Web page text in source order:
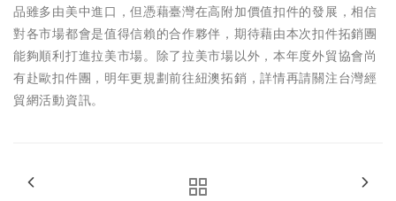
品雖多由美中進口，但憑藉臺灣在高附加價值扣件的發展，相信
對各市場都會是值得信賴的合作夥伴，期待藉由本次扣件拓銷團
能夠順利打進拉美市場。除了拉美市場以外，本年度外貿協會尚
有赴歐扣件團，明年更規劃前往紐澳拓銷，詳情再請關注台灣經
貿網活動資訊。